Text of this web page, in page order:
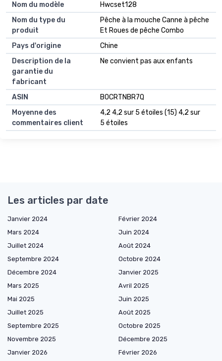
Nom du modèle
Hwcset128
Nom du type du
produit
Pêche à la mouche Canne à pêche
Et Roues de pêche Combo
Pays d'origine
Chine
Description de la
garantie du
fabricant
Ne convient pas aux enfants
ASIN
B0CRTNBR7Q
Moyenne des
commentaires client
4,2 4,2 sur 5 étoiles (15) 4,2 sur
5 étoiles
Les articles par date
Janvier 2024
Février 2024
Mars 2024
Juin 2024
Juillet 2024
Août 2024
Septembre 2024
Octobre 2024
Décembre 2024
Janvier 2025
Mars 2025
Avril 2025
Mai 2025
Juin 2025
Juillet 2025
Août 2025
Septembre 2025
Octobre 2025
Novembre 2025
Décembre 2025
Janvier 2026
Février 2026